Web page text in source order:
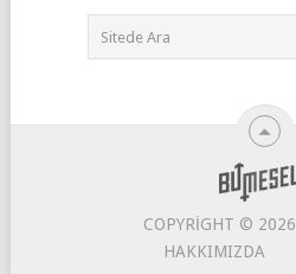
COPYRIGHT © 2026
HAKKIMIZDA